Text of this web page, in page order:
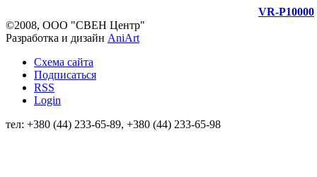
VR-P10000
©2008, ООО "СВЕН Центр"
Разработка и дизайн AniArt
Схема сайта
Подписаться
RSS
Login
тел: +380 (44) 233-65-89, +380 (44) 233-65-98